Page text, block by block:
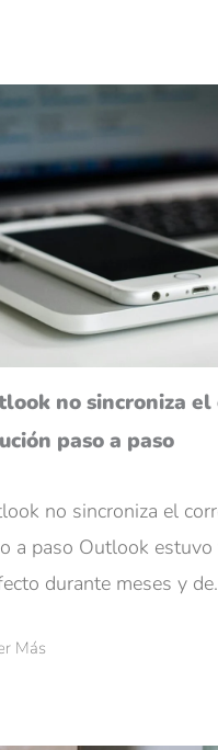
no sincroniza el
paso a paso
no sincroniza el
a paso Outlook
durante meses y
Más